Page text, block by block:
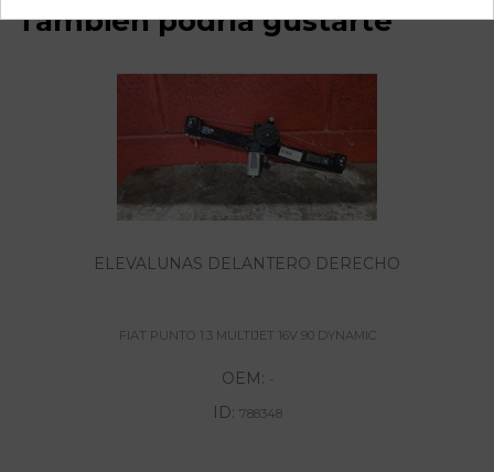
También podría gustarte
ELEVALUNAS DELANTERO DERECHO
FIAT PUNTO 1.3 MULTIJET 16V 90 DYNAMIC
OEM: -
ID: 788348